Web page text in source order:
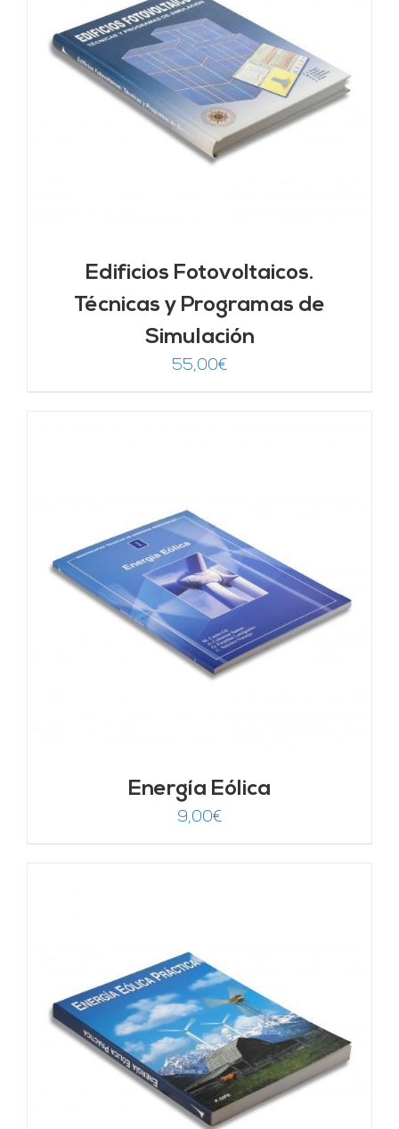
Edificios Fotovoltaicos.
Técnicas y Programas de
Simulación
55,00€
Energía Eólica
9,00€